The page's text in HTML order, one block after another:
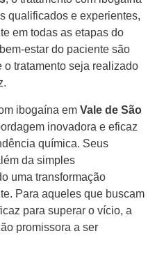
qualificados e experientes,
em todas as etapas do
estar do paciente são
tratamento seja realizado
ibogaína em Vale de São
inovadora e eficaz
química. Seus
da simples
uma transformação
Para aqueles que buscam
para superar o vício, a
promissora a ser